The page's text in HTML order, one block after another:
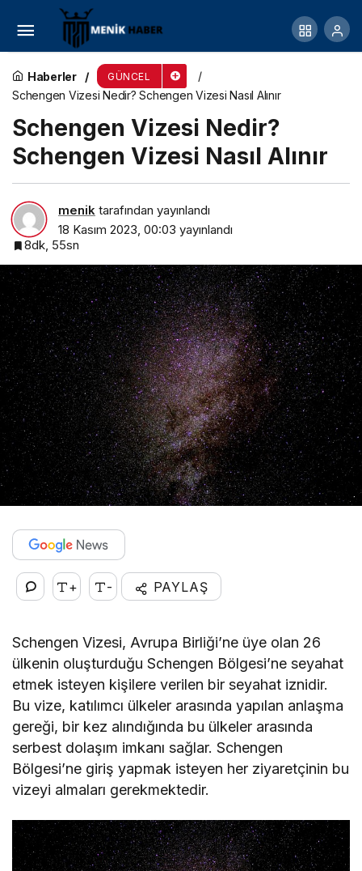
Haberler GÜNCEL
Schengen Vizesi Nedir? Schengen Vizesi Nasıl Alınır
Schengen Vizesi Nedir?
Schengen Vizesi Nasıl Alınır
menik tarafından yayınlandı
18 Kasım 2023, 00:03 yayınlandı
8dk, 55sn
+ - PAYLAŞ
Schengen Vizesi, Avrupa Birliği’ne üye olan 26
ülkenin oluşturduğu Schengen Bölgesi’ne seyahat
etmek isteyen kişilere verilen bir seyahat iznidir.
Bu vize, katılımcı ülkeler arasında yapılan anlaşma
gereği, bir kez alındığında bu ülkeler arasında
serbest dolaşım imkanı sağlar. Schengen
Bölgesi’ne giriş yapmak isteyen her ziyaretçinin bu
vizeyi almaları gerekmektedir.
Özgürlük Heykeli Hakkında Bilgiler